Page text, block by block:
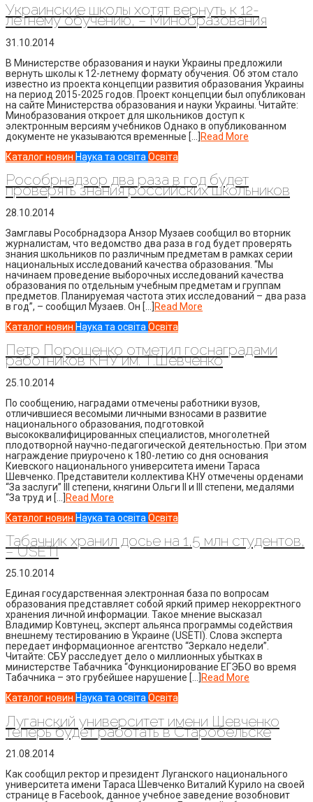
Украинские школы хотят вернуть к 12-
летнему обучению, – Минобразования
31.10.2014
В Министерстве образования и науки Украины предложили
вернуть школы к 12-летнему формату обучения. Об этом стало
известно из проекта концепции развития образования Украины
на период 2015-2025 годов. Проект концепции был опубликован
на сайте Министерства образования и науки Украины. Читайте:
Минобразования откроет для школьников доступ к
электронным версиям учебников Однако в опубликованном
документе не указываются временные […]
Read More
Каталог новин Наука та освіта Освіта
Рособрнадзор два раза в год будет
проверять знания российских школьников
28.10.2014
Замглавы Рособрнадзора Анзор Музаев сообщил во вторник
журналистам, что ведомство два раза в год будет проверять
знания школьников по различным предметам в рамках серии
национальных исследований качества образования. “Мы
начинаем проведение выборочных исследований качества
образования по отдельным учебным предметам и группам
предметов. Планируемая частота этих исследований – два раза
в год”, – сообщил Музаев. Он […]
Read More
Каталог новин Наука та освіта Освіта
Петр Порошенко отметил госнаградами
работников КНУ им. Т.Шевченко
25.10.2014
По сообщению, наградами отмечены работники вузов,
отличившиеся весомыми личными взносами в развитие
национального образования, подготовкой
высококвалифицированных специалистов, многолетней
плодотворной научно-педагогической деятельностью. При этом
награждение приурочено к 180-летию со дня основания
Киевского национального университета имени Тараса
Шевченко. Представители коллектива КНУ отмечены орденами
“За заслуги” III степени, княгини Ольги II и III степени, медалями
“За труд и […]Read More
Каталог новин Наука та освіта Освіта
Табачник хранил досье на 1,5 млн студентов,
– USETI
25.10.2014
Единая государственная электронная база по вопросам
образования представляет собой яркий пример некорректного
хранения личной информации. Такое мнение высказал
Владимир Ковтунец, эксперт альянса программы содействия
внешнему тестированию в Украине (USETI). Слова эксперта
передает информационное агентство “Зеркало недели”.
Читайте: СБУ расследует дело о миллионных убытках в
министерстве Табачника “Функционирование ЕГЭБО во время
Табачника – это грубейшее нарушение […] Read More
Каталог новин Наука та освітаОсвіта
Луганский университет имени Шевченко
теперь будет работать в Старобельске
21.08.2014
Как сообщил ректор и президент Луганского национального
университета имени Тараса Шевченко Виталий Курило на своей
странице в Facebook, данное учебное заведение возобновит